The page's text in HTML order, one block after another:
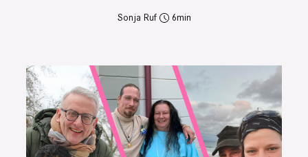
Sonja Ruf 6